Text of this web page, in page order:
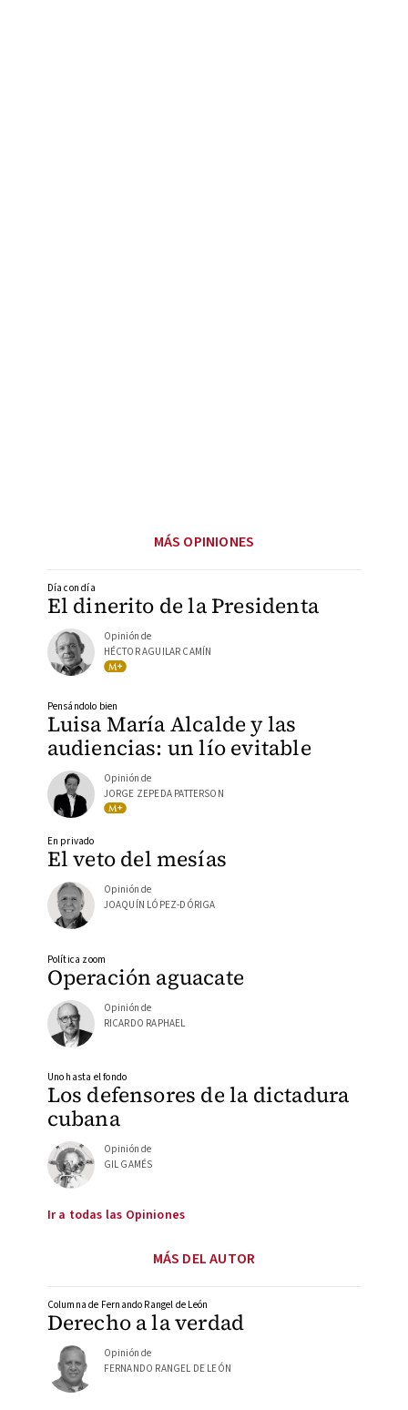
MÁS OPINIONES
El dinerito de la Presidenta
Día con día
Opinión de
HÉCTOR AGUILAR CAMÍN
Luisa María Alcalde y las
audiencias: un lío evitable
Pensándolo bien
Opinión de
JORGE ZEPEDA PATTERSON
El veto del mesías
En privado
Opinión de
JOAQUÍN LÓPEZ-DÓRIGA
Operación aguacate
Política zoom
Opinión de
RICARDO RAPHAEL
Los defensores de la dictadura
cubana
Uno hasta el fondo
Opinión de
GIL GAMÉS
Ir a todas las Opiniones
MÁS DEL AUTOR
Derecho a la verdad
Columna de Fernando Rangel de León
Opinión de
FERNANDO RANGEL DE LEÓN